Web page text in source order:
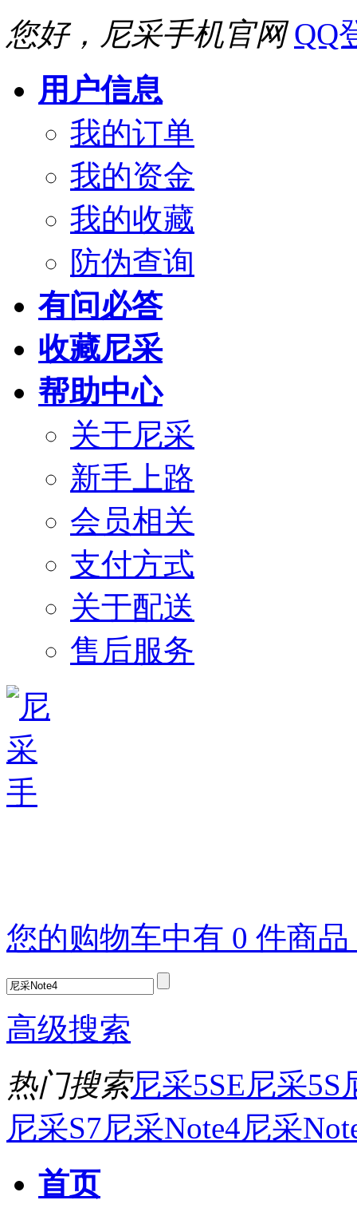
您好，尼采手机官网 QQ
用户信息
我的订单
我的资金
我的收藏
防伪查询
有问必答
收藏尼采
帮助中心
关于尼采
新手上路
会员相关
支付方式
关于配送
售后服务
您的购物车中有 0 件商
高级搜索
热门搜索尼采5SE尼采5S
尼采S7尼采Note4尼采
首页